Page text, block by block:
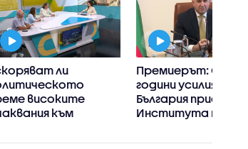
ли
високите
към
Премиерът: След 15
години усилия
България придоби
Института по
българската